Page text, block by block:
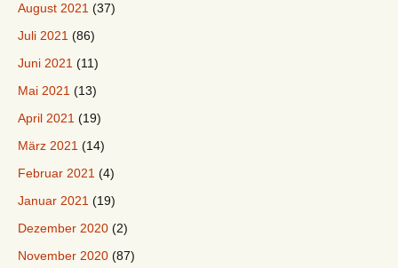
August 2021 (37)
Juli 2021 (86)
Juni 2021 (11)
Mai 2021 (13)
April 2021 (19)
März 2021 (14)
Februar 2021 (4)
Januar 2021 (19)
Dezember 2020 (2)
November 2020 (87)